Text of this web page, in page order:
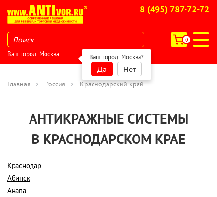
8 (495) 787-72-72
0
Ваш город: Москва Ваш город: Москва?
Да Нет
Главная Россия Краснодарский край
АНТИКРАЖНЫЕ СИСТЕМЫ
В КРАСНОДАРСКОМ КРАЕ
Краснодар
Абинск
Анапа